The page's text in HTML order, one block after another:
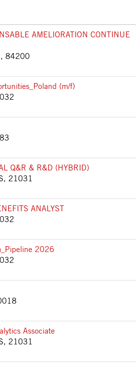
AMELIORATION CONTINUE
84200
(m/f)
Q&R & R&D (HYBRID)
21031
ANALYST
2026
Associate
21031